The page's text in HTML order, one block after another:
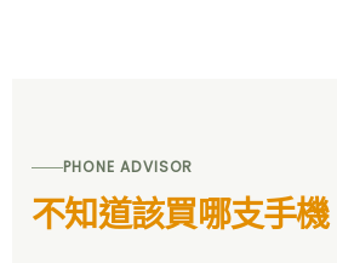
PHONE ADVISOR
不知道該買哪支手機